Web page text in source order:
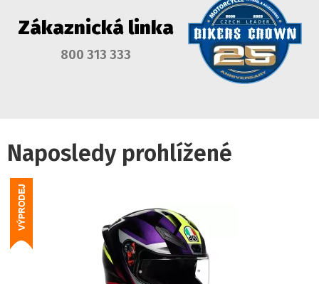
Zákaznická linka
800 313 333
Naposledy prohlížené